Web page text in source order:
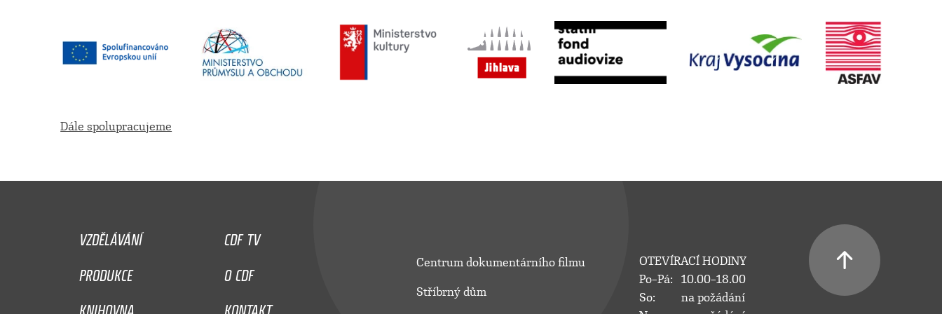
Dále spolupracujeme
VZDĚLÁVÁNÍ
CDF TV
PRODUKCE
O CDF
KNIHOVNA
KONTAKT
Centrum dokumentárního filmu
Stříbrný dům
OTEVÍRACÍ HODINY
Po–Pá:
10.00–18.00
So:
na požádání